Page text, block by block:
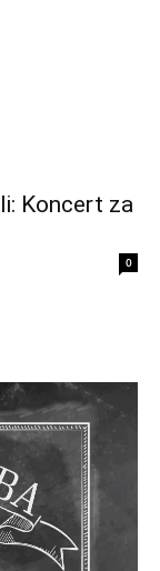
Koncert za
0